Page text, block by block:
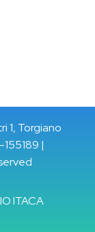
1, Torgiano
|
ITACA